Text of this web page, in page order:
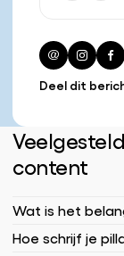
Deel dit
content
Wat is het
Hoe schrijf je